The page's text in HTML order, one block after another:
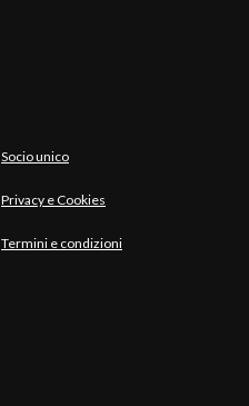
Socio unico
Privacy e Cookies
Termini e condizioni